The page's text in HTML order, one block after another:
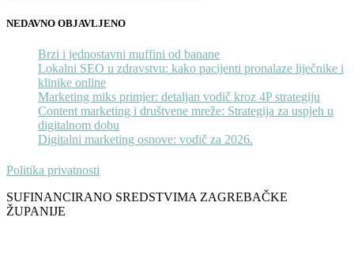
NEDAVNO OBJAVLJENO
Brzi i jednostavni muffini od banane
Lokalni SEO u zdravstvu: kako pacijenti pronalaze liječnike i
klinike online
Marketing miks primjer: detaljan vodič kroz 4P strategiju
Content marketing i društvene mreže: Strategija za uspjeh u
digitalnom dobu
Digitalni marketing osnove: vodič za 2026.
Politika privatnosti
SUFINANCIRANO SREDSTVIMA ZAGREBAČKE
ŽUPANIJE